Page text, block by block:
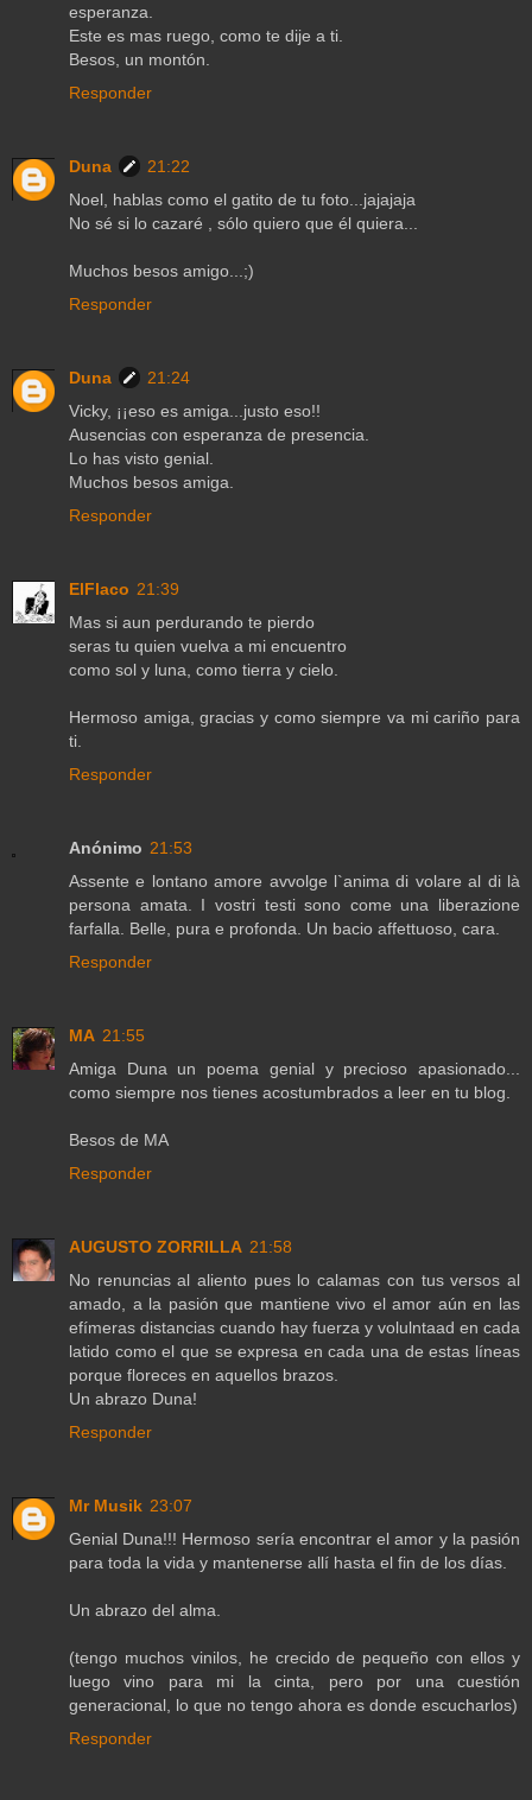
esperanza.
Este es mas ruego, como te dije a ti.
Besos, un montón.
Responder
Duna
21:22
Noel, hablas como el gatito de tu foto...jajajaja
No sé si lo cazaré , sólo quiero que él quiera...
Muchos besos amigo...;)
Responder
Duna
21:24
Vicky, ¡¡eso es amiga...justo eso!!
Ausencias con esperanza de presencia.
Lo has visto genial.
Muchos besos amiga.
Responder
ElFlaco 21:39
Mas si aun perdurando te pierdo
seras tu quien vuelva a mi encuentro
como sol y luna, como tierra y cielo.
Hermoso amiga, gracias y como siempre va mi cariño para
ti.
Responder
Anónimo 21:53
Assente e lontano amore avvolge l`anima di volare al di là
persona amata. I vostri testi sono come una liberazione
farfalla. Belle, pura e profonda. Un bacio affettuoso, cara.
Responder
MA 21:55
Amiga Duna un poema genial y precioso apasionado...
como siempre nos tienes acostumbrados a leer en tu blog.
Besos de MA
Responder
AUGUSTO ZORRILLA 21:58
No renuncias al aliento pues lo calamas con tus versos al
amado, a la pasión que mantiene vivo el amor aún en las
efímeras distancias cuando hay fuerza y volulntaad en cada
latido como el que se expresa en cada una de estas líneas
porque floreces en aquellos brazos.
Un abrazo Duna!
Responder
Mr Musik 23:07
Genial Duna!!! Hermoso sería encontrar el amor y la pasión
para toda la vida y mantenerse allí hasta el fin de los días.
Un abrazo del alma.
(tengo muchos vinilos, he crecido de pequeño con ellos y
luego vino para mi la cinta, pero por una cuestión
generacional, lo que no tengo ahora es donde escucharlos)
Responder